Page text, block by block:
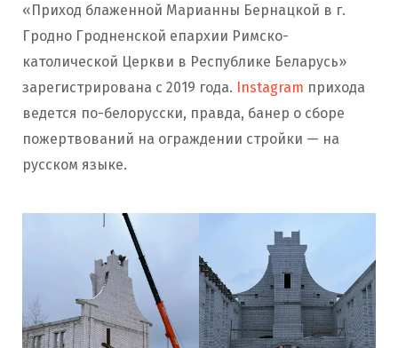
«Приход блаженной Марианны Бернацкой в г.
Гродно Гродненской епархии Римско-
католической Церкви в Республике Беларусь»
зарегистрирована с 2019 года. Instagram прихода
ведется по-белорусски, правда, банер о сборе
пожертвований на ограждении стройки — на
русском языке.